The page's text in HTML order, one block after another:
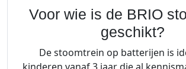
Voor wie is de BRIO
geschikt?
De stoomtrein op batterijen is